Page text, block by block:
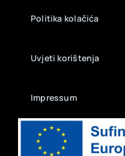
Politika kolačića
Uvjeti korištenja
Impressum